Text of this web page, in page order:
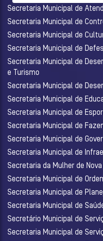
Secretaria Municipal de
Secretaria Municipal de
Secretaria Municipal de
Secretaria Municipal de
Secretaria Municipal de
e Turismo
Secretaria Municipal de
Secretaria Municipal de
Secretaria Municipal de
Secretaria Municipal de
Secretaria Municipal de
Secretaria Municipal de
Secretaria da Mulher de
Secretaria Municipal de
Secretaria Municipal de
Secretaria Municipal de
Secretário Municipal de
Secretaria Municipal de